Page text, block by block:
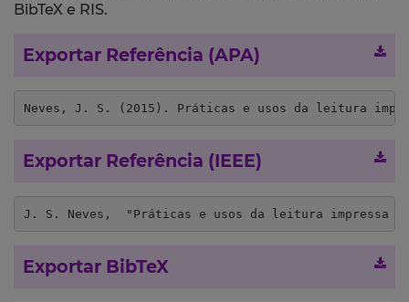
BibTeX e RIS.
Exportar Referência (APA)
Neves, J. S. (2015). Práticas e usos da leitura
Exportar Referência (IEEE)
J. S. Neves,  "Práticas e usos da leitura impressa
Exportar BibTeX